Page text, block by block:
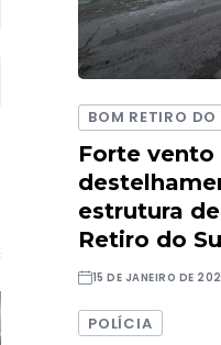
BOM RETIRO DO
Forte vento
estrutura
Retiro do
15 DE JANEIRO DE
POLÍCIA